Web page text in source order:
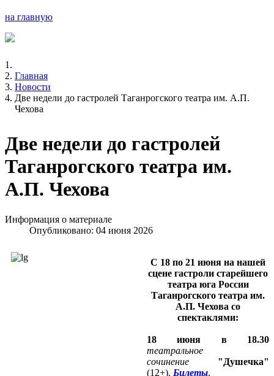
на главную
Главная
Новости
Две недели до гастролей Таганрогского театра им. А.П.
Чехова
Две недели до гастролей
Таганрогского театра им.
А.П. Чехова
Информация о материале
Опубликовано: 04 июня 2026
С 18 по 21 июня на нашей
сцене гастроли старейшего
театра юга России
Таганрогского театра им.
А.П. Чехова со
спектаклями:
18 июня в 18.30
театральное
сочинение "Душечка"
(12+). Билеты.